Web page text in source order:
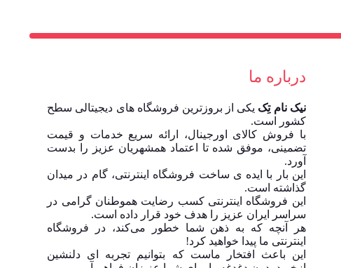
درباره ما
نیک نام تِک یکی از بروزترین فروشگاه های دیجیتالی سطح
کشور است.
با فروش کالای اورجینال، ارائه سریع خدمات و قیمت
تضمینی، موفق شده تا اعتماد همشهریان عزیز را بدست
آورد.
این بار با ایده ی ساخت فروشگاه اینترنتی، گام در میدان
گذاشته است.
این فروشگاه اینترنتی کسب رضایت هموطنان گرامی در
سراسر ایران عزیز را هدف خود قرار داده است.
هر آنچه که به ذهن شما خطور می‌کند، در فروشگاه
اینترنتی ما پیدا خواهید کرد!
این باعث افتخار ماست که بتوانیم تجربه ای دلنشین